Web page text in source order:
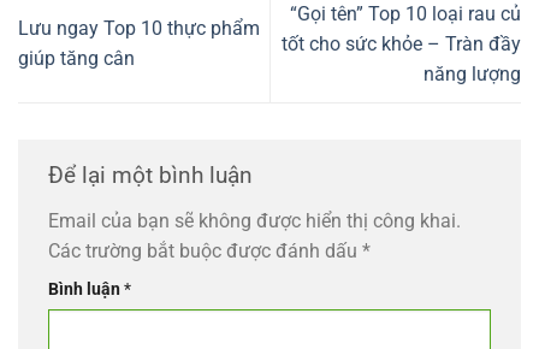
Lưu ngay Top 10 thực phẩm
giúp tăng cân
“Gọi tên” Top 10 loại rau củ
tốt cho sức khỏe – Tràn đầy
năng lượng
Để lại một bình luận
Email của bạn sẽ không được hiển thị công khai.
Các trường bắt buộc được đánh dấu *
Bình luận*